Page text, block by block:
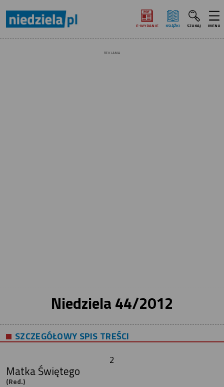
E‑WYDANIE KSIĄŻKI SZUKAJ MENU
REKLAMA
Niedziela 44/2012
SZCZEGÓŁOWY SPIS TREŚCI
2
Matka Świętego
(Red.)